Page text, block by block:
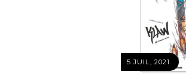
5 JUIL, 2021